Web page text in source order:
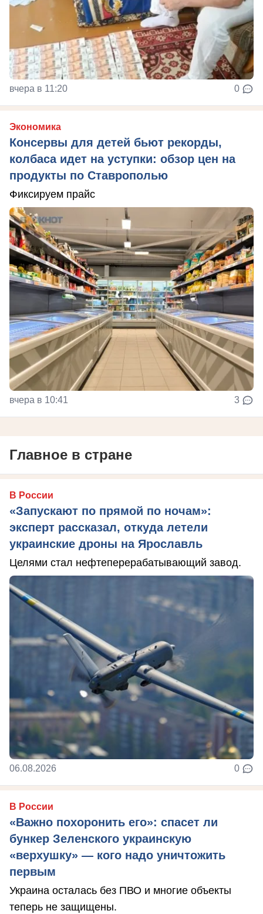
вчера в 11:20 0
Экономика
Консервы для детей бьют рекорды,
колбаса идет на уступки: обзор цен на
продукты по Ставрополью
Фиксируем прайс
вчера в 10:41 3
Главное в стране
В России
«Запускают по прямой по ночам»:
эксперт рассказал, откуда летели
украинские дроны на Ярославль
Целями стал нефтеперерабатывающий завод.
06.08.2026 0
В России
«Важно похоронить его»: спасет ли
бункер Зеленского украинскую
«верхушку» — кого надо уничтожить
первым
Украина осталась без ПВО и многие объекты
теперь не защищены.